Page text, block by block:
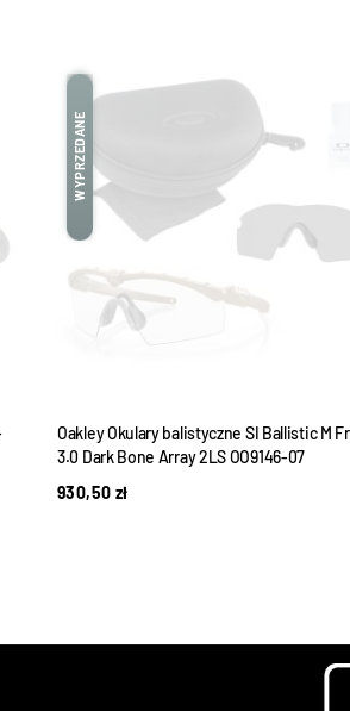
WYPRZEDANE
Oakley Okulary balistyczne SI Ballistic M
3.0 Dark Bone Array 2LS OO9146-07
930,50 zł